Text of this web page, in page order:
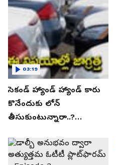
సెకండ్ హ్యాండ్ హ్యాండ్ కారు
కొనేందుకు లోన్
తీసుకుంటున్నారా..?
తెలుసుకోండి..!
03:19